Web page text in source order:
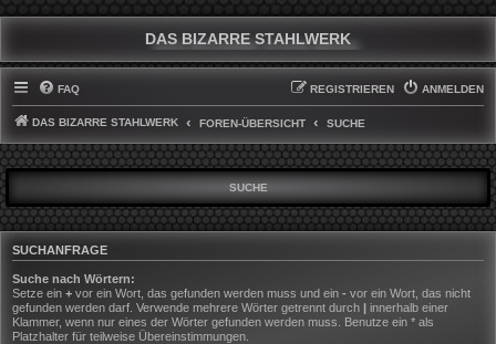
DAS BIZARRE STAHLWERK
FAQ ANMELDEN
REGISTRIEREN
DAS BIZARRE STAHLWERK FOREN-ÜBERSICHT SUCHE
SUCHE
SUCHANFRAGE
Suche nach Wörtern:
Setze ein + vor ein Wort, das gefunden werden muss und ein - vor ein Wort, das nicht
gefunden werden darf. Verwende mehrere Wörter getrennt durch | innerhalb einer
Klammer, wenn nur eines der Wörter gefunden werden muss. Benutze ein * als
Platzhalter für teilweise Übereinstimmungen.